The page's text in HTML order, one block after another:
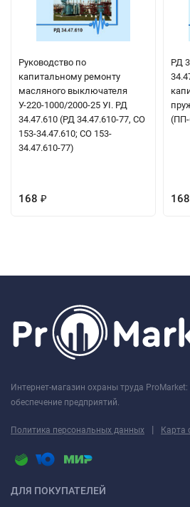
Руководство по
капитальному ремонту
масляного выключателя
У-220-1000/2000-25 УI. РД
34.47.610 (РД 34.47.610-77, СО
153-34.47.610; СО 153-
34.47.610-77)
168 ₽
РД
(ПП-
168
Интернет-магазин охраны труда
обеспечение предприятий.
Политика персональных данных | Карта
ДЛЯ ПОКУПАТЕЛЕЙ